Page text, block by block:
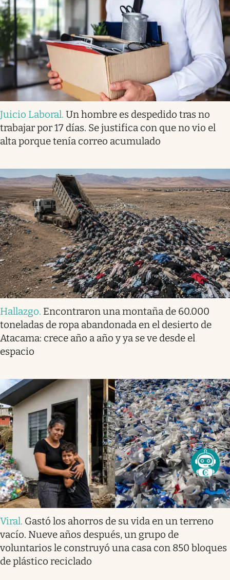
Juicio Laboral. Un hombre es despedido tras no
trabajar por 17 días. Se justifica con que no vio el
alta porque tenía correo acumulado
Hallazgo. Encontraron una montaña de 60.000
toneladas de ropa abandonada en el desierto de
Atacama: crece año a año y ya se ve desde el
espacio
Viral. Gastó los ahorros de su vida en un terreno
vacío. Nueve años después, un grupo de
voluntarios le construyó una casa con 850 bloques
de plástico reciclado